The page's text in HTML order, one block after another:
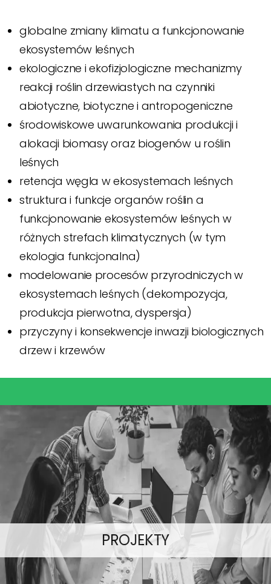
globalne zmiany klimatu a funkcjonowanie
ekosystemów leśnych
ekologiczne i ekofizjologiczne mechanizmy
reakcji roślin drzewiastych na czynniki
abiotyczne, biotyczne i antropogeniczne
środowiskowe uwarunkowania produkcji i
alokacji biomasy oraz biogenów u roślin
leśnych
retencja węgla w ekosystemach leśnych
struktura i funkcje organów roślin a
funkcjonowanie ekosystemów leśnych w
różnych strefach klimatycznych (w tym
ekologia funkcjonalna)
modelowanie procesów przyrodniczych w
ekosystemach leśnych (dekompozycja,
produkcja pierwotna, dyspersja)
przyczyny i konsekwencje inwazji biologicznych
drzew i krzewów
PROJEKTY